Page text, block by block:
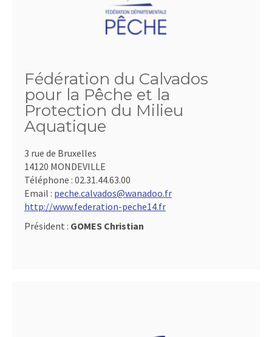
Fédération du Calvados
pour la Pêche et la
Protection du Milieu
Aquatique
3 rue de Bruxelles
14120 MONDEVILLE
Téléphone : 02.31.44.63.00
Email : peche.calvados@wanadoo.fr
http://www.federation-peche14.fr
Président : GOMES Christian